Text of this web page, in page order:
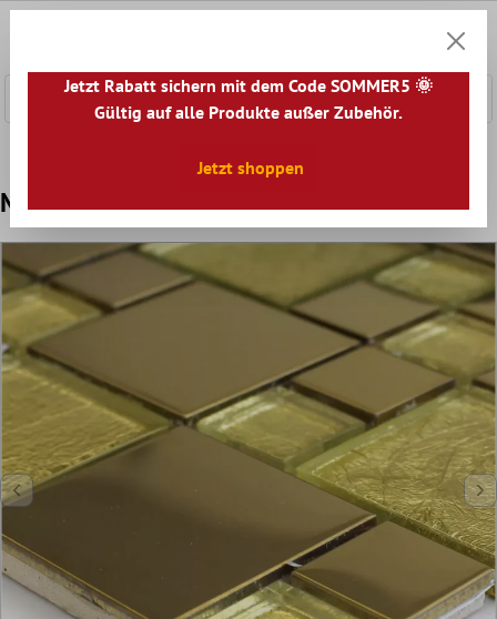
Mosaikfliesen Glas Edelstahl Metall Gold
Jetzt Rabatt sichern mit dem Code SOMMER5 🌞
Gültig auf alle Produkte außer Zubehör.
Jetzt shoppen